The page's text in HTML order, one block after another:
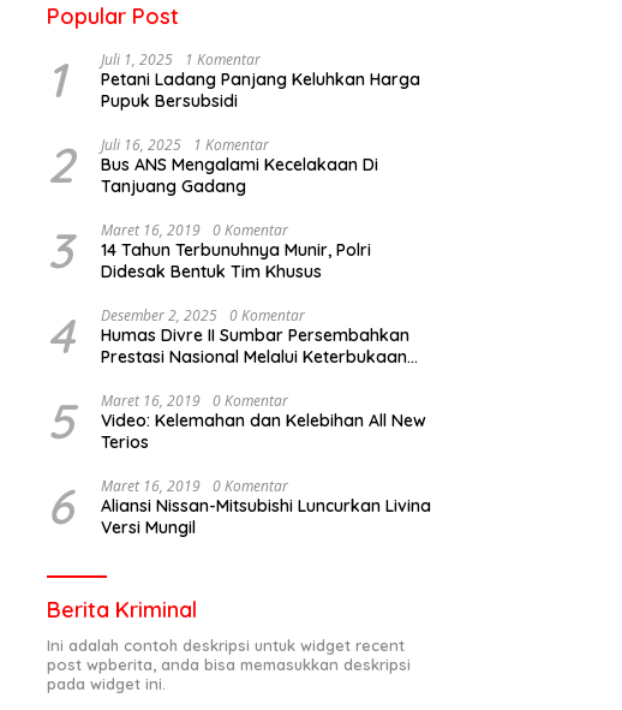
Popular Post
1 Juli 1, 2025 1 Komentar
Petani Ladang Panjang Keluhkan Harga
Pupuk Bersubsidi
2 Juli 16, 2025 1 Komentar
Bus ANS Mengalami Kecelakaan Di
Tanjuang Gadang
3 Maret 16, 2019 0 Komentar
14 Tahun Terbunuhnya Munir, Polri
Didesak Bentuk Tim Khusus
4 Desember 2, 2025 0 Komentar
Humas Divre II Sumbar Persembahkan
Prestasi Nasional Melalui Keterbukaan
5 Maret 16, 2019 0 Komentar
Video: Kelemahan dan Kelebihan All New
Terios
6 Maret 16, 2019 0 Komentar
Aliansi Nissan-Mitsubishi Luncurkan Livina
Versi Mungil
Berita Kriminal
Ini adalah contoh deskripsi untuk widget recent
post wpberita, anda bisa memasukkan deskripsi
pada widget ini.